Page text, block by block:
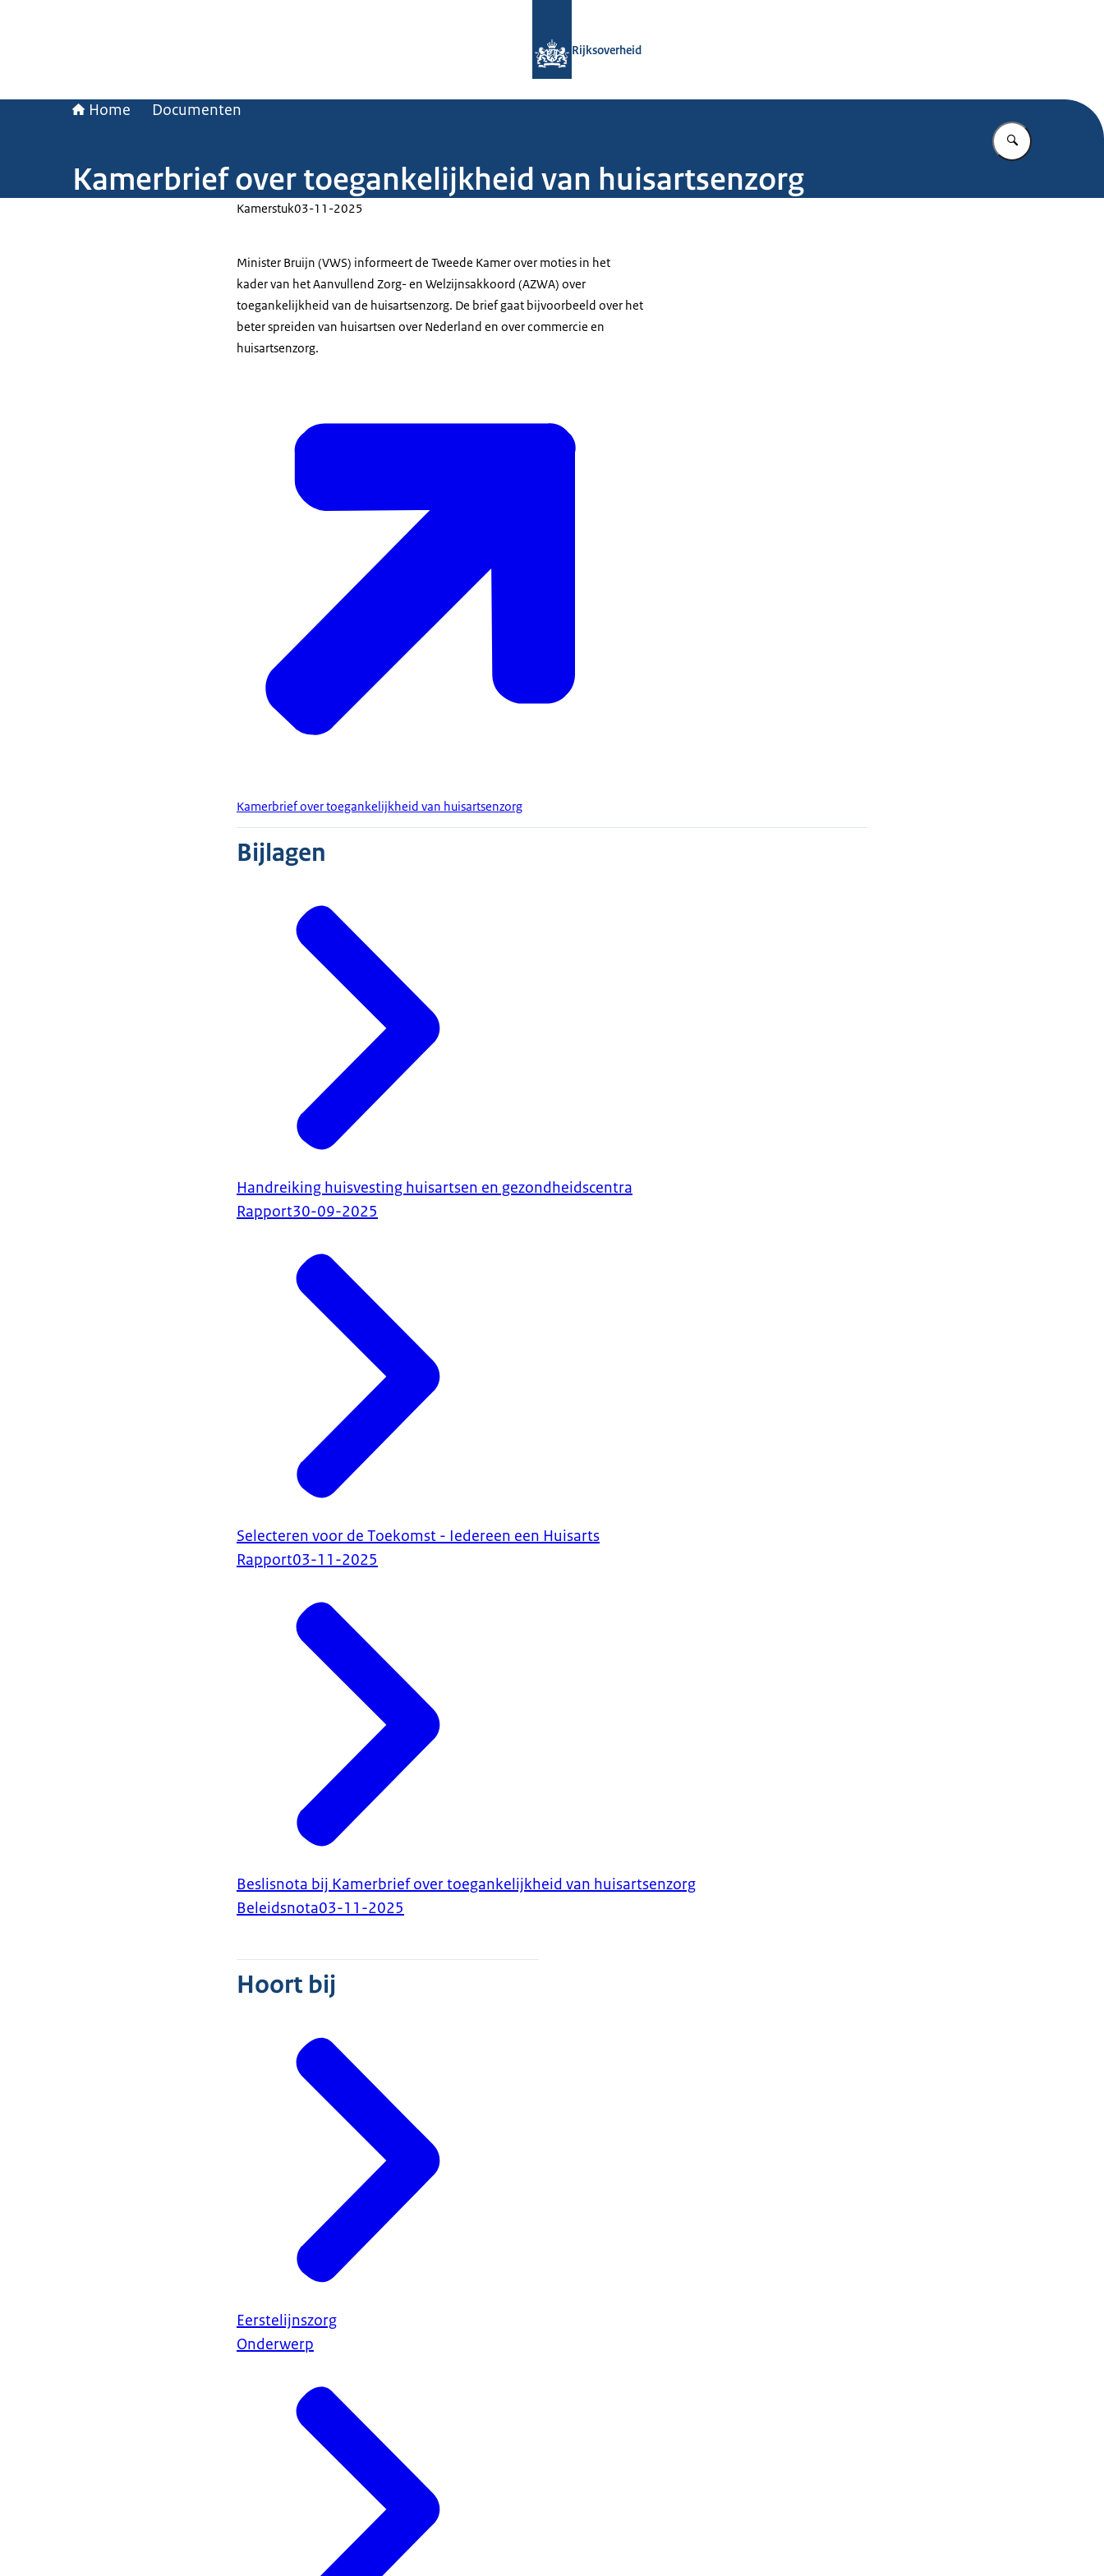
Rijksoverheid
Home Documenten
Vul in wat u
Kamerbrief over toegankelijkheid van huisartsenzorg
Kamerstuk03-11-2025
Minister Bruijn (VWS) informeert de Tweede Kamer over moties in het
kader van het Aanvullend Zorg- en Welzijnsakkoord (AZWA) over
toegankelijkheid van de huisartsenzorg. De brief gaat bijvoorbeeld over het
beter spreiden van huisartsen over Nederland en over commercie en
huisartsenzorg.
Kamerbrief over toegankelijkheid van huisartsenzorg
Bijlagen
Handreiking huisvesting huisartsen en gezondheidscentra
Rapport30-09-2025
Selecteren voor de Toekomst - Iedereen een Huisarts
Rapport03-11-2025
Beslisnota bij Kamerbrief over toegankelijkheid van huisartsenzorg
Beleidsnota03-11-2025
Hoort bij
Eerstelijnszorg
Onderwerp